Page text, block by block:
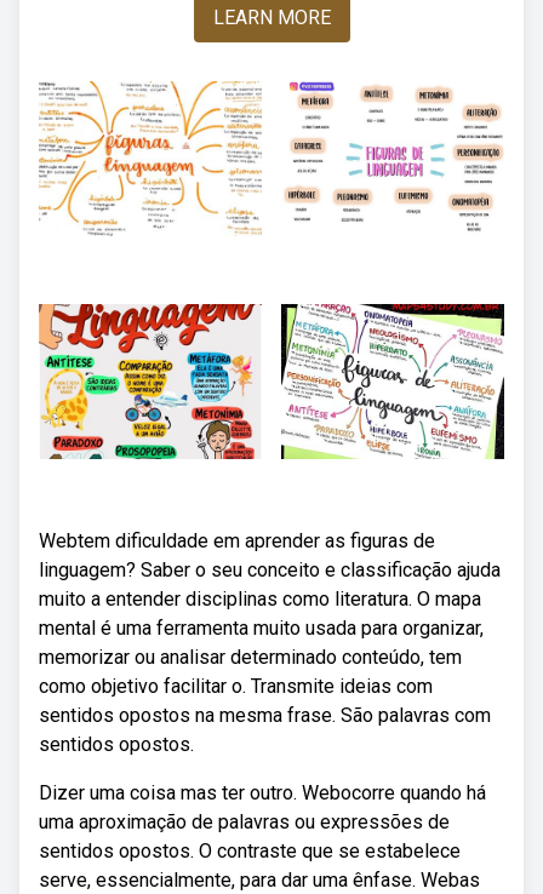
LEARN MORE
Webtem dificuldade em aprender as figuras de
linguagem? Saber o seu conceito e classificação ajuda
muito a entender disciplinas como literatura. O mapa
mental é uma ferramenta muito usada para organizar,
memorizar ou analisar determinado conteúdo, tem
como objetivo facilitar o. Transmite ideias com
sentidos opostos na mesma frase. São palavras com
sentidos opostos.
Dizer uma coisa mas ter outro. Webocorre quando há
uma aproximação de palavras ou expressões de
sentidos opostos. O contraste que se estabelece
serve, essencialmente, para dar uma ênfase. Webas